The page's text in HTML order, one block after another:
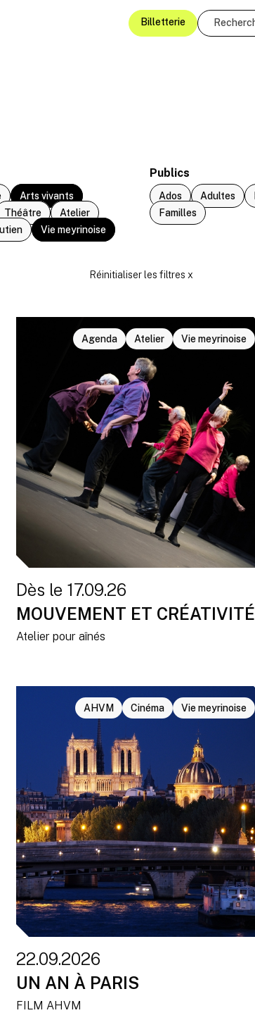
Billetterie
Arts vivants
Théâtre
Atelier
Vie meyrinoise
Publics
Ados Adultes
Familles
Agenda Atelier Vie meyrinoise
Dès le 17.09.26
MOUVEMENT ET CRÉATIVITÉ
Atelier pour aînés
AHVM Cinéma Vie meyrinoise
22.09.2026
UN AN À PARIS
FILM AHVM